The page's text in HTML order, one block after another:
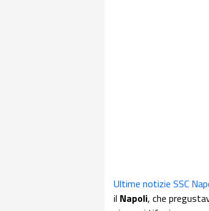
Ultime notizie SSC
il Napoli, che